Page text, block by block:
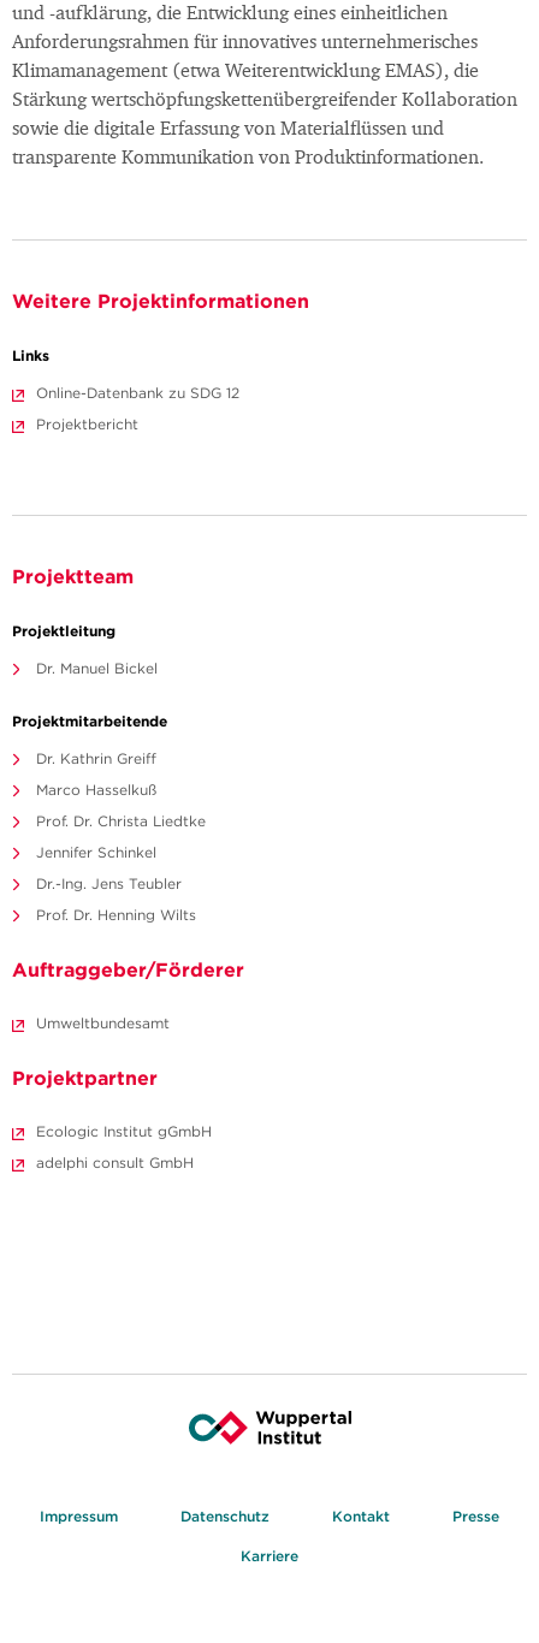
und -aufklärung, die Entwicklung eines einheitlichen
Anforderungsrahmen für innovatives unternehmerisches
Klimamanagement (etwa Weiterentwicklung EMAS), die
Stärkung wertschöpfungskettenübergreifender Kollaboration
sowie die digitale Erfassung von Materialflüssen und
transparente Kommunikation von Produktinformationen.
Weitere Projektinformationen
Links
Online-Datenbank zu SDG 12
Projektbericht
Projektteam
Projektleitung
Dr. Manuel Bickel
Projektmitarbeitende
Dr. Kathrin Greiff
Marco Hasselkuß
Prof. Dr. Christa Liedtke
Jennifer Schinkel
Dr.-Ing. Jens Teubler
Prof. Dr. Henning Wilts
Auftraggeber/Förderer
Umweltbundesamt
Projektpartner
Ecologic Institut gGmbH
adelphi consult GmbH
Impressum Datenschutz Kontakt Presse
Karriere